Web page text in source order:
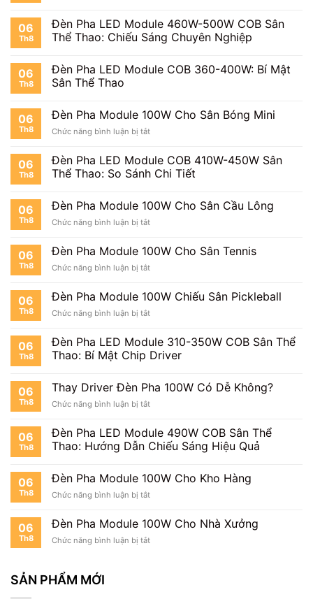
06
Th8
Đèn Pha LED Module 460W-500W COB Sân
Thể Thao: Chiếu Sáng Chuyên Nghiệp
06
Th8
Đèn Pha LED Module COB 360-400W: Bí Mật
Sân Thể Thao
06
Th8
Đèn Pha Module 100W Cho Sân Bóng Mini
Chức năng bình luận bị tắtở
Pha
Module
100W
Sân
Mini
06
Th8
Đèn Pha LED Module COB 410W-450W Sân
Thể Thao: So Sánh Chi Tiết
06
Th8
Đèn Pha Module 100W Cho Sân Cầu Lông
Chức năng bình luận bị tắtở
Pha
Module
100W
Sân
Lông
06
Th8
Đèn Pha Module 100W Cho Sân Tennis
Chức năng bình luận bị tắtở
Pha
Module
100W
Sân
Tennis
06
Th8
Đèn Pha Module 100W Chiếu Sân Pickleball
Chức năng bình luận bị tắtở
Pha
Module
100W
Sân
06
Th8
Đèn Pha LED Module 310-350W COB Sân Thể
Thao: Bí Mật Chip Driver
06
Th8
Thay Driver Đèn Pha 100W Có Dễ Không?
Chức năng bình luận bị tắtở
Driver
Đèn
Pha
Có
Không?
06
Th8
Đèn Pha LED Module 490W COB Sân Thể
Thao: Hướng Dẫn Chiếu Sáng Hiệu Quả
06
Th8
Đèn Pha Module 100W Cho Kho Hàng
Chức năng bình luận bị tắtở
Pha
Module
100W
06
Th8
Đèn Pha Module 100W Cho Nhà Xưởng
Chức năng bình luận bị tắtở
SẢN PHẨM MỚI